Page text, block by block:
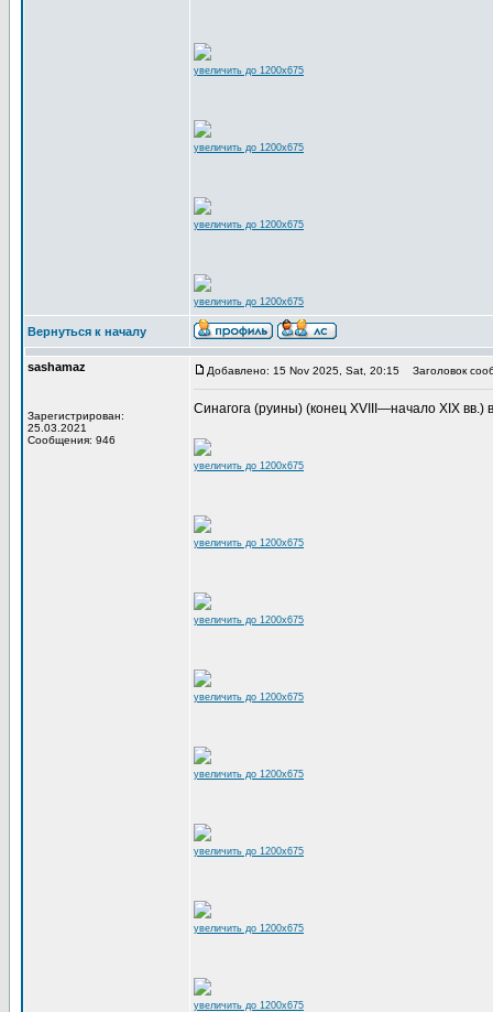
увеличить до 1200x675
увеличить до 1200x675
увеличить до 1200x675
увеличить до 1200x675
Вернуться к началу
sashamaz
Зарегистрирован:
25.03.2021
Сообщения: 946
Добавлено: 15 Nov 2025, Sat, 20:15 Заголовок
Синагога (руины) (конец XVIII—начало XIX вв.)
увеличить до 1200x675
увеличить до 1200x675
увеличить до 1200x675
увеличить до 1200x675
увеличить до 1200x675
увеличить до 1200x675
увеличить до 1200x675
увеличить до 1200x675